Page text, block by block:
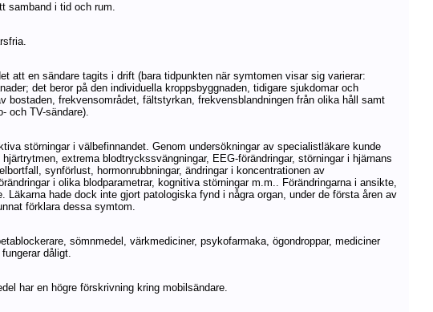
samband i tid och rum.
att en sändare tagits i drift (bara tidpunkten när symtomen visar sig varierar:
det beror på den individuella kroppsbyggnaden, tidigare sjukdomar och
bostaden, frekvensområdet, fältstyrkan, frekvensblandningen från olika håll samt
och TV-sändare).
störningar i välbefinnandet. Genom undersökningar av specialistläkare kunde
extrema blodtryckssvängningar, EEG-förändringar, störningar i hjärnans
synförlust, hormonrubbningar, ändringar i koncentrationen av
i olika blodparametrar, kognitiva störningar m.m.. Förändringarna i ansikte,
Läkarna hade dock inte gjort patologiska fynd i några organ, under de första åren av
förklara dessa symtom.
sömnmedel, värkmediciner, psykofarmaka, ögondroppar, mediciner
dåligt.
har en högre förskrivning kring mobilsändare.